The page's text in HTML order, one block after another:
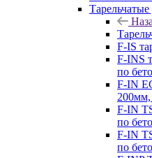
F-IS
F-INS
по
F-IN
F-IN
по
F-IN
по